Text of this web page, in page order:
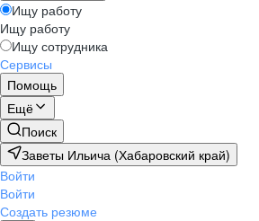
Ищу работу
Ищу работу
Ищу сотрудника
Сервисы
Помощь
Ещё
Поиск
Заветы Ильича (Хабаровский край)
Войти
Войти
Создать резюме